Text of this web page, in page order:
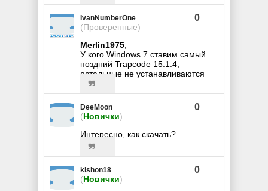
IvanNumberOne
(Проверенные)
0
Merlin1975
У кого Windows 7 ставим самый
поздний Trapcode 15.1.4,
остальные не устанавливаются
DeeMoon
(Новички)
0
Интересно, как скачать?
kishon18
(Новички)
0